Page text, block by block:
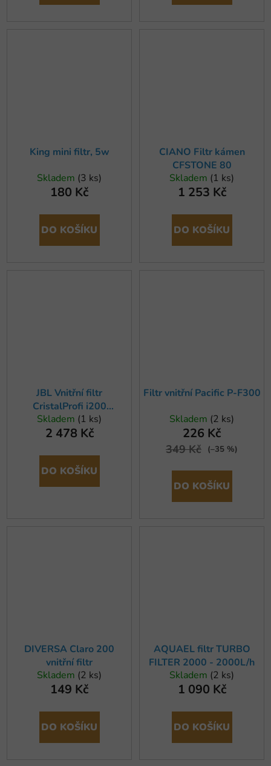
King mini filtr, 5w
Skladem (3 ks)
180 Kč
DO KOŠÍKU
CIANO Filtr kámen
CFSTONE 80
Skladem (1 ks)
1 253 Kč
DO KOŠÍKU
JBL Vnitřní filtr
CristalProfi i200
greenline pro akvária
130-200 l
Skladem (1 ks)
2 478 Kč
DO KOŠÍKU
Filtr vnitřní Pacific P-F300
Skladem (2 ks)
226 Kč
349 Kč (–35 %)
DO KOŠÍKU
DIVERSA Claro 200
vnitřní filtr
Skladem (2 ks)
149 Kč
DO KOŠÍKU
AQUAEL filtr TURBO
FILTER 2000 - 2000L/h
Skladem (2 ks)
1 090 Kč
DO KOŠÍKU